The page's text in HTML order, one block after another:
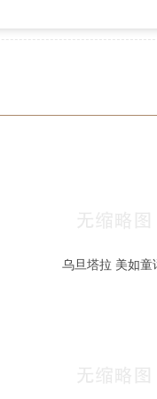
乌旦塔拉 美如童